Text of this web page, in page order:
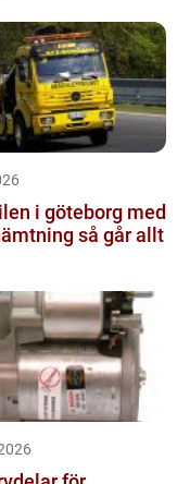
i göteborg med
så går allt